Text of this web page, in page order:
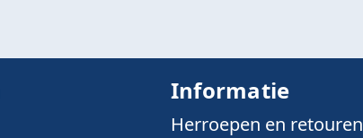
Informatie
Herroepen en retouren